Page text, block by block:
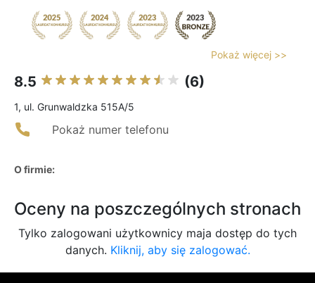
Pokaż więcej >>
8.5 (6)
1, ul. Grunwaldzka 515A/5
Pokaż numer telefonu
O firmie:
Oceny na poszczególnych stronach
Tylko zalogowani użytkownicy maja dostęp do tych
danych. Kliknij, aby się zalogować.